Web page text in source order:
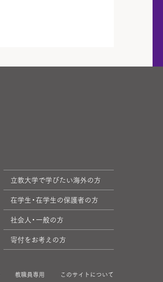
立教大学で学びたい海外の方
在学生・在学生の保護者の方
社会人・一般の方
寄付をお考えの方
教職員専用 このサイトについて